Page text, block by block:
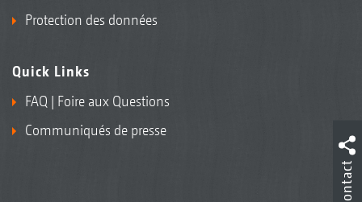
Protection des données
Quick Links
FAQ | Foire aux Questions
Communiqués de presse
Contact